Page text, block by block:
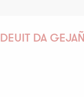
DEUIT DA